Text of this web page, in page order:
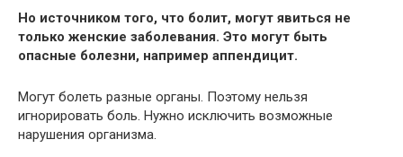
Но источником того, что болит, могут явиться не
только женские заболевания. Это могут быть
опасные болезни, например аппендицит.
Могут болеть разные органы. Поэтому нельзя
игнорировать боль. Нужно исключить возможные
нарушения организма.